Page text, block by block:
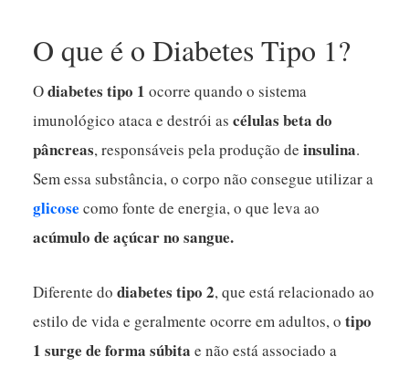
O que é o Diabetes Tipo 1?
Odiabetes tipo 1 ocorre quando o sistema
imunológico ataca e destrói ascélulas beta do
pâncreas, responsáveis pela produção de insulina.
Sem essa substância, o corpo não consegue utilizar a
glicosecomo fonte de energia, o que leva ao
acúmulo de açúcar no sangue.
Diferente dodiabetes tipo 2, que está relacionado ao
estilo de vida e geralmente ocorre em adultos, otipo
1 surge de forma súbita e não está associado a